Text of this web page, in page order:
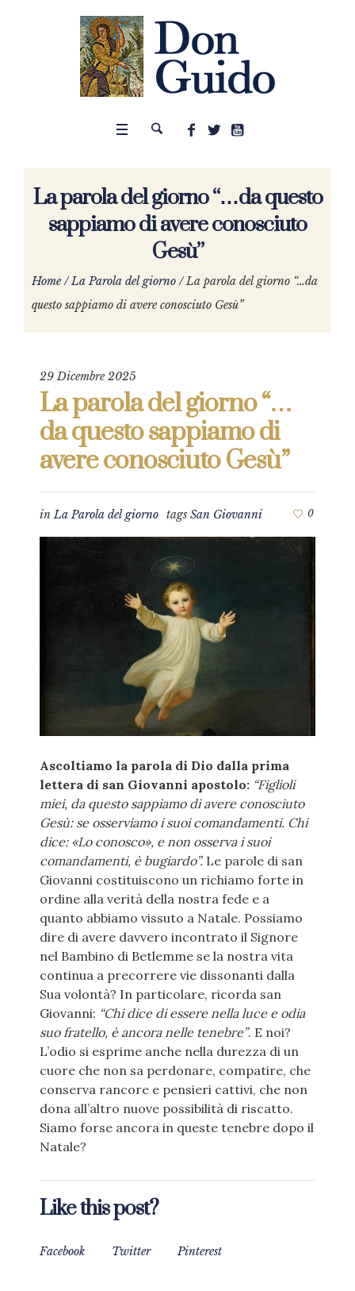
La parola del giorno “…da questo
sappiamo di avere conosciuto
Gesù”
Home /La Parola del giorno /La parola del giorno “…da
questo sappiamo di avere conosciuto Gesù”
29 Dicembre 2025
La parola del giorno “…
da questo sappiamo di
avere conosciuto Gesù”
inLa Parola del giorno tags San Giovanni 0
Ascoltiamo la parola di Dio dalla prima
lettera di san Giovanni apostolo: “Figlioli
miei, da questo sappiamo di avere conosciuto
Gesù: se osserviamo i suoi comandamenti. Chi
dice: «Lo conosco», e non osserva i suoi
comandamenti, è bugiardo”. Le parole di san
Giovanni costituiscono un richiamo forte in
ordine alla verità della nostra fede e a
quanto abbiamo vissuto a Natale. Possiamo
dire di avere davvero incontrato il Signore
nel Bambino di Betlemme se la nostra vita
continua a precorrere vie dissonanti dalla
Sua volontà? In particolare, ricorda san
Giovanni: “Chi dice di essere nella luce e odia
suo fratello, è ancora nelle tenebre”. E noi?
L’odio si esprime anche nella durezza di un
cuore che non sa perdonare, compatire, che
conserva rancore e pensieri cattivi, che non
dona all’altro nuove possibilità di riscatto.
Siamo forse ancora in queste tenebre dopo il
Natale?
Like this post?
Facebook Twitter Pinterest